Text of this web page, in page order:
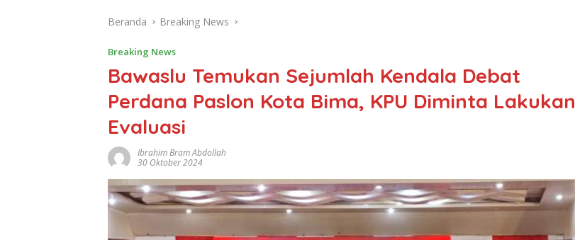
Beranda Breaking News
Breaking News
Bawaslu Temukan Sejumlah Kendala Debat
Perdana Paslon Kota Bima, KPU Diminta Lakukan
Evaluasi
Ibrahim Bram Abdollah
30 Oktober 2024